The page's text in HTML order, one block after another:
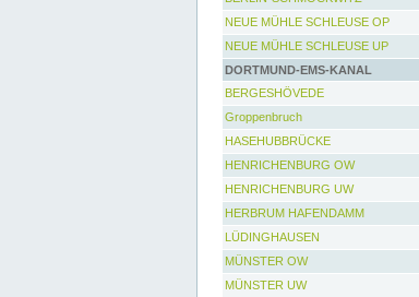
NEUE MÜHLE SCHLEUSE OP
NEUE MÜHLE SCHLEUSE UP
DORTMUND-EMS-KANAL
BERGESHÖVEDE
Groppenbruch
HASEHUBBRÜCKE
HENRICHENBURG OW
HENRICHENBURG UW
HERBRUM HAFENDAMM
LÜDINGHAUSEN
MÜNSTER OW
MÜNSTER UW